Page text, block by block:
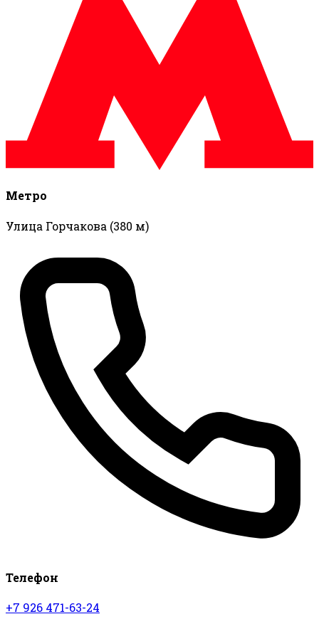
Метро
Улица Горчакова (380 м)
Телефон
+7 926 471-63-24